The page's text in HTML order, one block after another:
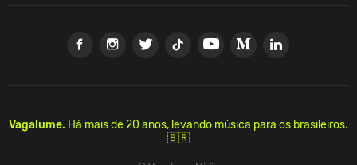
Vagalume. Há mais de 20 anos, levando música para os brasileiros.
🇧🇷